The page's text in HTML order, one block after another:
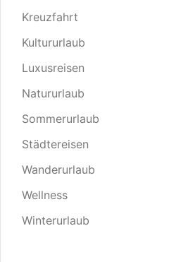
Kreuzfahrt
Kultururlaub
Luxusreisen
Natururlaub
Sommerurlaub
Städtereisen
Wanderurlaub
Wellness
Winterurlaub